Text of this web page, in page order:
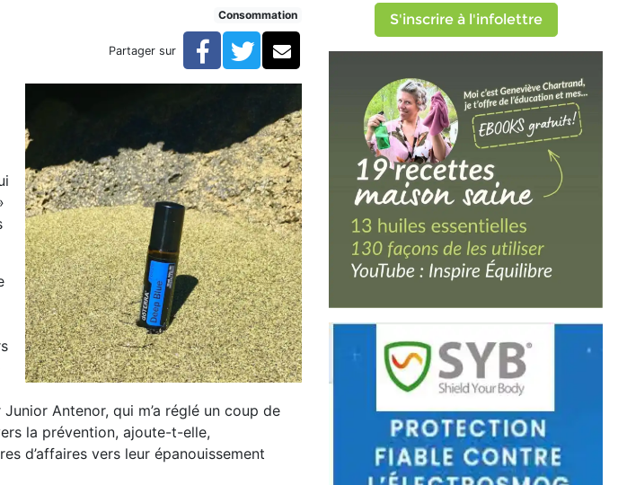
Consommation
Partager sur Facebook
TwitterCourriel
Antenor, qui m’a réglé un coup de
la prévention, ajoute-t-elle,
d’affaires vers leur épanouissement
S'inscrire à l'infolettre